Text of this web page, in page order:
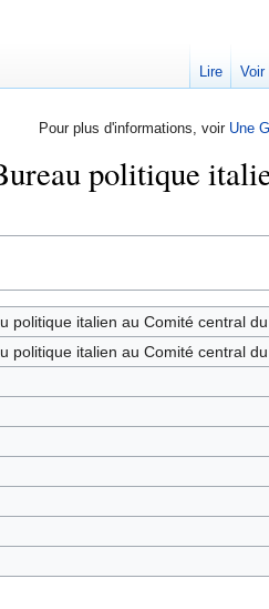
Pour plus d'informations, voir Une
politique
politique italien au Comité central
politique italien au Comité central
Lire Voir